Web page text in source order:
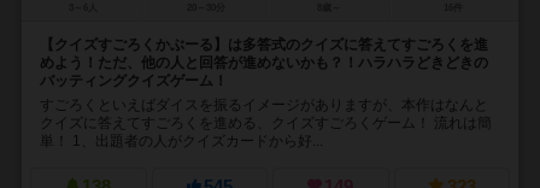
【クイズすごろくかぶーる】は多答式のクイズに答えてすごろくを進
めよう！ただ、他の人と回答が進めないかも？！ハラハラどきどきの
バッティングクイズゲーム！
すごろくといえばダイスを振るイメージがありますが、本作はなんと
クイズに答えてすごろくを進める、クイズすごろくゲーム！ 流れは簡
単！ 1、出題者の人がクイズカードから好...